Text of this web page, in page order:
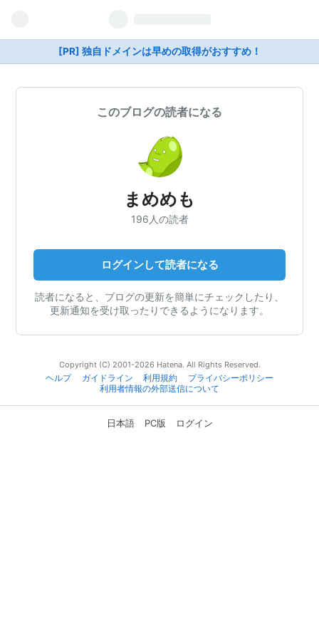
[PR] 独自ドメインは早めの取得がおすすめ！
このブログの読者になる
まめめも
196人の読者
ログインして読者になる
読者になると、ブログの更新を簡単にチェックしたり、
更新通知を受け取ったりできるようになります。
Copyright (C) 2001-2026 Hatena. All Rights Reserved.
ヘルプ
ガイドライン 利用規約
プライバシーポリシー
利用者情報の外部送信について
日本語 PC版 ログイン